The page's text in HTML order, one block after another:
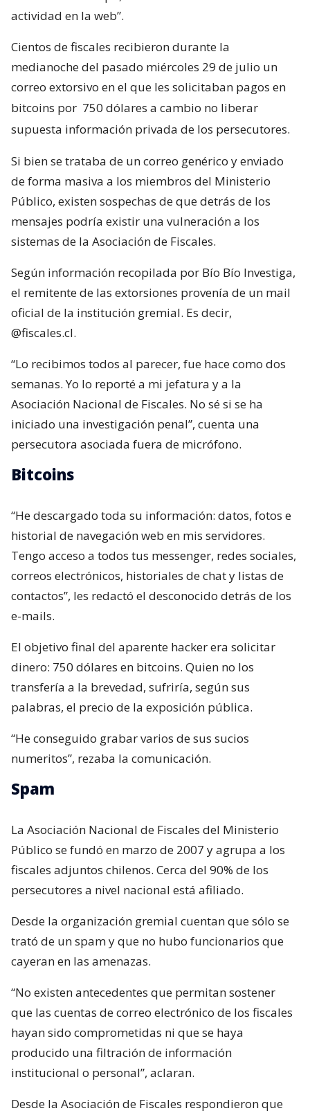
actividad en la web”.
Cientos de fiscales recibieron durante la
medianoche del pasado miércoles 29 de julio un
correo extorsivo en el que les solicitaban pagos en
bitcoins por 750 dólares a cambio no liberar
supuesta información privada de los persecutores.
Si bien se trataba de un correo genérico y enviado
de forma masiva a los miembros del Ministerio
Público, existen sospechas de que detrás de los
mensajes podría existir una vulneración a los
sistemas de la Asociación de Fiscales.
Según información recopilada por Bío Bío Investiga,
el remitente de las extorsiones provenía de un mail
oficial de la institución gremial. Es decir,
@fiscales.cl.
“Lo recibimos todos al parecer, fue hace como dos
semanas. Yo lo reporté a mi jefatura y a la
Asociación Nacional de Fiscales. No sé si se ha
iniciado una investigación penal”, cuenta una
persecutora asociada fuera de micrófono.
Bitcoins
“He descargado toda su información: datos, fotos e
historial de navegación web en mis servidores.
Tengo acceso a todos tus messenger, redes sociales,
correos electrónicos, historiales de chat y listas de
contactos”, les redactó el desconocido detrás de los
e-mails.
El objetivo final del aparente hacker era solicitar
dinero: 750 dólares en bitcoins. Quien no los
transfería a la brevedad, sufriría, según sus
palabras, el precio de la exposición pública.
“He conseguido grabar varios de sus sucios
numeritos”, rezaba la comunicación.
Spam
La Asociación Nacional de Fiscales del Ministerio
Público se fundó en marzo de 2007 y agrupa a los
fiscales adjuntos chilenos. Cerca del 90% de los
persecutores a nivel nacional está afiliado.
Desde la organización gremial cuentan que sólo se
trató de un spam y que no hubo funcionarios que
cayeran en las amenazas.
“No existen antecedentes que permitan sostener
que las cuentas de correo electrónico de los fiscales
hayan sido comprometidas ni que se haya
producido una filtración de información
institucional o personal”, aclaran.
Desde la Asociación de Fiscales respondieron que